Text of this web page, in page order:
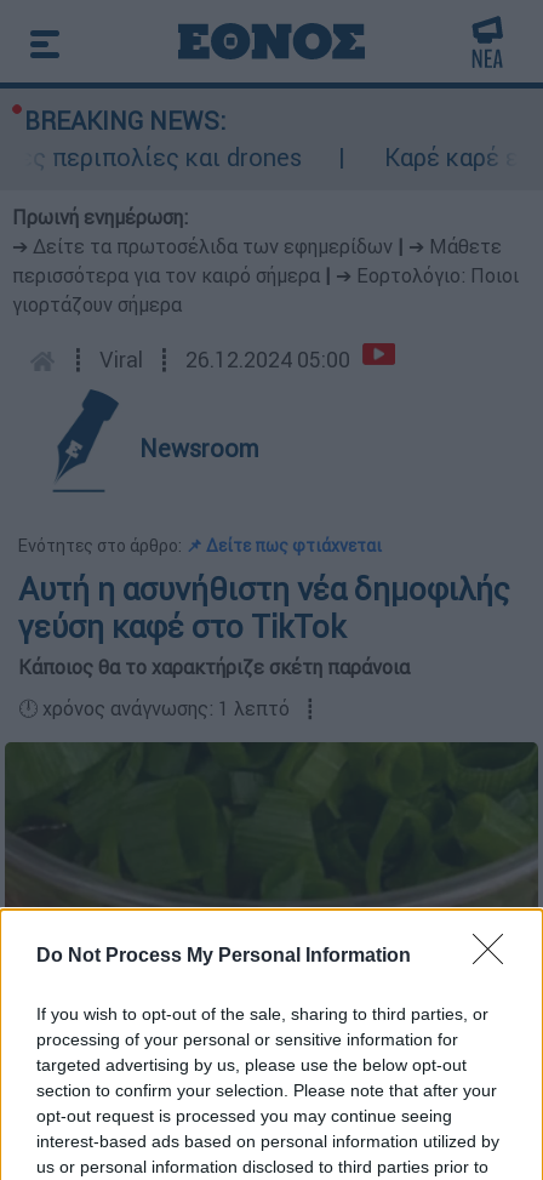
Do Not Process My Personal Information
If you wish to opt-out of the sale, sharing to third parties, or
processing of your personal or sensitive information for
targeted advertising by us, please use the below opt-out
section to confirm your selection. Please note that after your
opt-out request is processed you may continue seeing
interest-based ads based on personal information utilized by
us or personal information disclosed to third parties prior to
BREAKING NEWS:
περιπολίες και drones
Καρέ καρέ
Πρωινή ενημέρωση:
➔ Δείτε τα πρωτοσέλιδα των εφημερίδων
➔ Μάθετε
περισσότερα για τον καιρό σήμερα
➔ Εορτολόγιο: Ποιοι
γιορτάζουν σήμερα
┋ Viral ┋ 26.12.2024 05:00
Newsroom
Ενότητες στο άρθρο: 📌 Δείτε πως φτιάχνεται
Αυτή η ασυνήθιστη νέα δημοφιλής
γεύση καφέ στο TikTok
Κάποιος θα το χαρακτήριζε σκέτη παράνοια
🕛 χρόνος ανάγνωσης: 1 λεπτό ┋
Onion Latte/Τiktok
Προσθέστε το ΕΘΝΟΣ στη Google